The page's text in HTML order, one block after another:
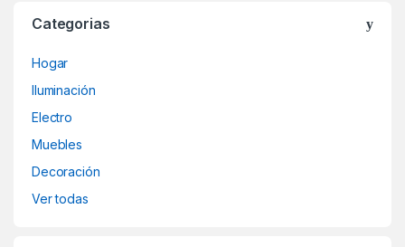
Categorias
Hogar
Iluminación
Electro
Muebles
Decoración
Ver todas